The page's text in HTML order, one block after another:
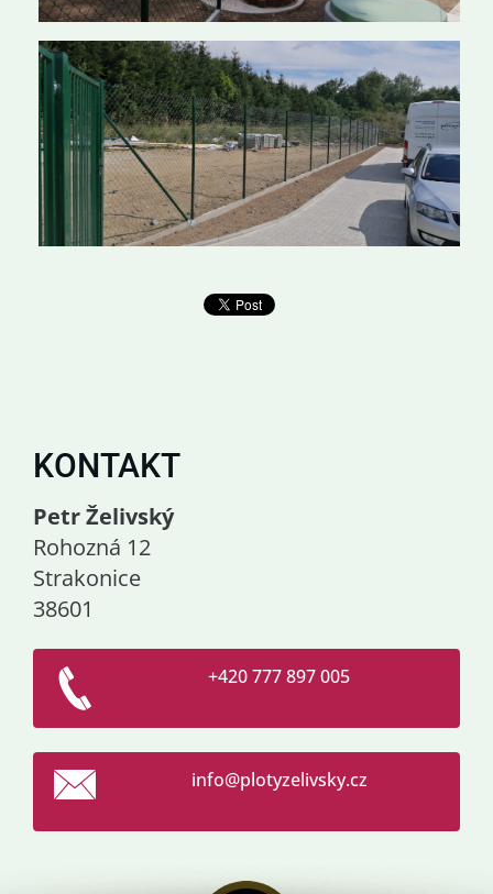
KONTAKT
Petr Želivský
Rohozná 12
Strakonice
38601
+420 777 897 005
info@plotyzelivsky.cz